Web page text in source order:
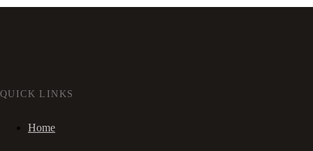
QUICK LINKS
Home